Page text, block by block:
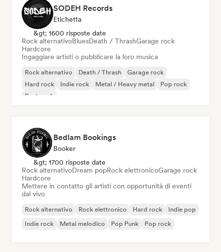
SODEH Records
Etichetta
&gt; 1600 risposte date
Rock alternativoBluesDeath / ThrashGarage rock
Hardcore
Ingaggiare artisti o pubblicare la loro musica
Rock alternativo Death / Thrash
Garage rock
Hard rock
Indie rock Metal / Heavy metal
Pop rock
Post punk
Bedlam Bookings
Booker
&gt; 1700 risposte date
Rock alternativoDream popRock elettronicoGarage rock
Hardcore
Mettere in contatto gli artisti con opportunità di eventi
dal vivo
Rock alternativo Rock elettronico Hard rock
Indie pop
Indie rock
Metal melodico Pop Punk Pop rock